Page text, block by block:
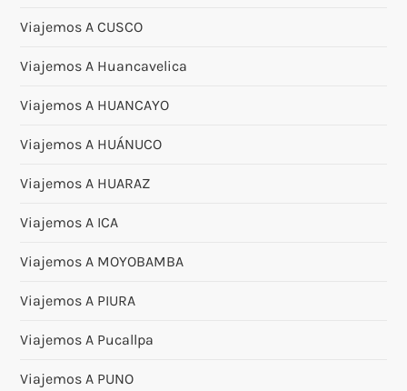
Viajemos A CUSCO
Viajemos A Huancavelica
Viajemos A HUANCAYO
Viajemos A HUÁNUCO
Viajemos A HUARAZ
Viajemos A ICA
Viajemos A MOYOBAMBA
Viajemos A PIURA
Viajemos A Pucallpa
Viajemos A PUNO